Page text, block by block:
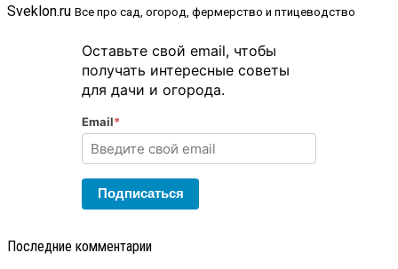
Sveklon.ru Все про сад, огород, фермерство и птицеводство
Оставьте свой email, чтобы
получать интересные советы
для дачи и огорода.
Email*
Подписаться
Последние комментарии